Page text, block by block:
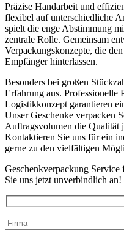
Präzise Handarbeit und
flexibel auf unterschiedliche
spielt die enge Abstimmung
zentrale Rolle. Gemeinsam
Verpackungskonzepte, die
Empfänger hinterlassen.
Besonders bei großen
Erfahrung aus. Professionelle
Logistikkonzept garantieren
Unser Geschenke verpacken
Auftragsvolumen die Qualität
Kontaktieren Sie uns für ein
gerne zu den vielfältigen
Geschenkverpackung Service
Sie uns jetzt unverbindlich an!